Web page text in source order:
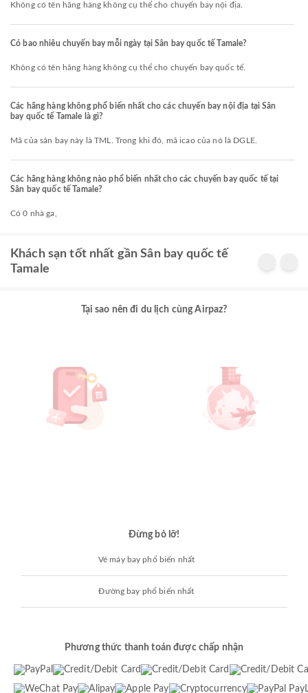
Không có tên hãng hàng không cụ thể cho chuyến bay nội địa.
Có bao nhiêu chuyến bay mỗi ngày tại Sân bay quốc tế Tamale?
Không có tên hãng hàng không cụ thể cho chuyến bay quốc tế.
Các hãng hàng không phổ biến nhất cho các chuyến bay nội địa tại Sân
bay quốc tế Tamale là gì?
Mã của sân bay này là TML. Trong khi đó, mã icao của nó là DGLE.
Các hãng hàng không nào phổ biến nhất cho các chuyến bay quốc tế tại
Sân bay quốc tế Tamale?
Có 0 nhà ga,
Khách sạn tốt nhất gần Sân bay quốc tế
Tamale
Tại sao nên đi du lịch cùng Airpaz?
Đừng bỏ lỡ!
Vé máy bay phổ biến nhất
Đường bay phổ biến nhất
Phương thức thanh toán được chấp nhận